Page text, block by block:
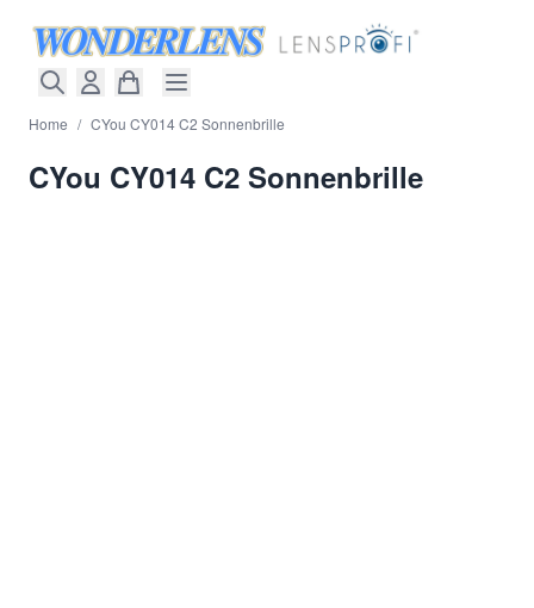
Home / CYou CY014 C2 Sonnenbrille
CYou CY014 C2 Sonnenbrille